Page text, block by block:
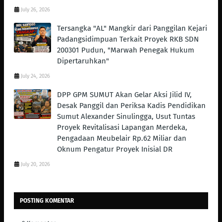
July 26, 2026
Tersangka "AL" Mangkir dari Panggilan Kejari
Padangsidimpuan Terkait Proyek RKB SDN
200301 Pudun, "Marwah Penegak Hukum
Dipertaruhkan"
July 24, 2026
DPP GPM SUMUT Akan Gelar Aksi Jilid IV,
Desak Panggil dan Periksa Kadis Pendidikan
Sumut Alexander Sinulingga, Usut Tuntas
Proyek Revitalisasi Lapangan Merdeka,
Pengadaan Meubelair Rp.62 Miliar dan
Oknum Pengatur Proyek Inisial DR
July 20, 2026
POSTING KOMENTAR